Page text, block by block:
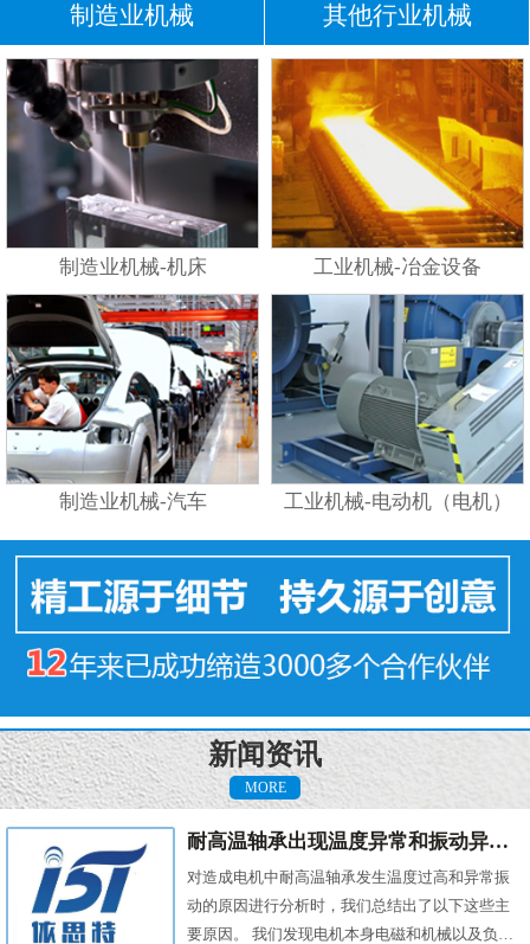
制造业机械 其他行业机械
制造业机械-机床 工业机械-冶金设备
制造业机械-汽车 工业机械-电动机（电机）
新闻资讯
MORE
耐高温轴承出现温度异常和振动异常的原因有哪些？
对造成电机中耐高温轴承发生温度过高和异常振
动的原因进行分析时，我们总结出了以下这些主
要原因。 我们发现电机本身电磁和机械以及负载